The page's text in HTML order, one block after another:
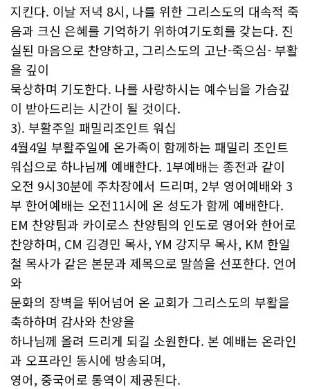
지킨다. 이날 저녁 8시, 나를 위한 그리스도의 대속적 죽
음과 크신 은혜를 기억하기 위하여기도회를 갖는다. 진
실된 마음으로 찬양하고, 그리스도의 고난-죽으심- 부활
을 깊이
묵상하며 기도한다. 나를 사랑하시는 예수님을 가슴깊
이 받아드리는 시간이 될 것이다.
3). 부활주일 패밀리조인트 워십
4월4일 부활주일에 온가족이 함께하는 패밀리 조인트
워십으로 하나님께 예배한다. 1부예배는 종전과 같이
오전 9시30분에 주차장에서 드리며, 2부 영어예배와 3
부 한어예배는 오전11시에 온 성도가 함께 예배한다.
EM 찬양팀과 카이로스 찬양팀의 인도로 영어와 한어로
찬양하며, CM 김경민 목사, YM 강지무 목사, KM 한일
철 목사가 같은 본문과 제목으로 말씀을 선포한다. 언어
와
문화의 장벽을 뛰어넘어 온 교회가 그리스도의 부활을
축하하며 감사와 찬양을
하나님께 올려 드리게 되길 소원한다. 본 예배는 온라인
과 오프라인 동시에 방송되며,
영어, 중국어로 통역이 제공된다.